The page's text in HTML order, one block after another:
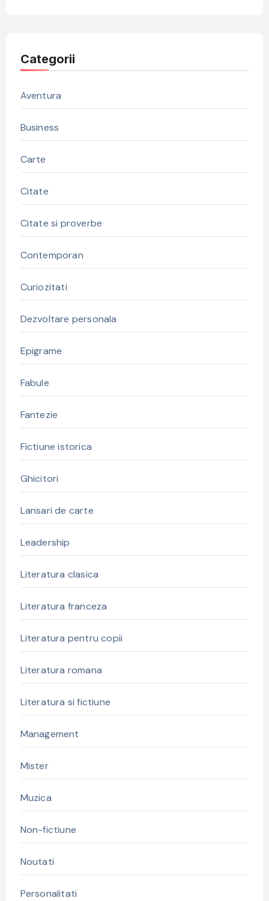
Categorii
Aventura
Business
Carte
Citate
Citate si proverbe
Contemporan
Curiozitati
Dezvoltare personala
Epigrame
Fabule
Fantezie
Fictiune istorica
Ghicitori
Lansari de carte
Leadership
Literatura clasica
Literatura franceza
Literatura pentru copii
Literatura romana
Literatura si fictiune
Management
Mister
Muzica
Non-fictiune
Noutati
Personalitati